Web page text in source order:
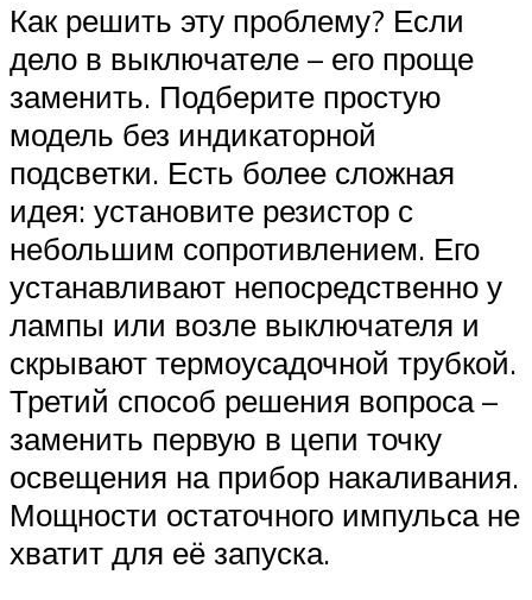
Как решить эту проблему? Если
дело в выключателе – его проще
заменить. Подберите простую
модель без индикаторной
подсветки. Есть более сложная
идея: установите резистор с
небольшим сопротивлением. Его
устанавливают непосредственно у
лампы или возле выключателя и
скрывают термоусадочной трубкой.
Третий способ решения вопроса –
заменить первую в цепи точку
освещения на прибор накаливания.
Мощности остаточного импульса не
хватит для её запуска.